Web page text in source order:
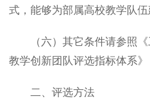
式，能够为部属高校教学队伍
（六）其它条件请参照《
教学创新团队评选指标体系》
二、评选方法